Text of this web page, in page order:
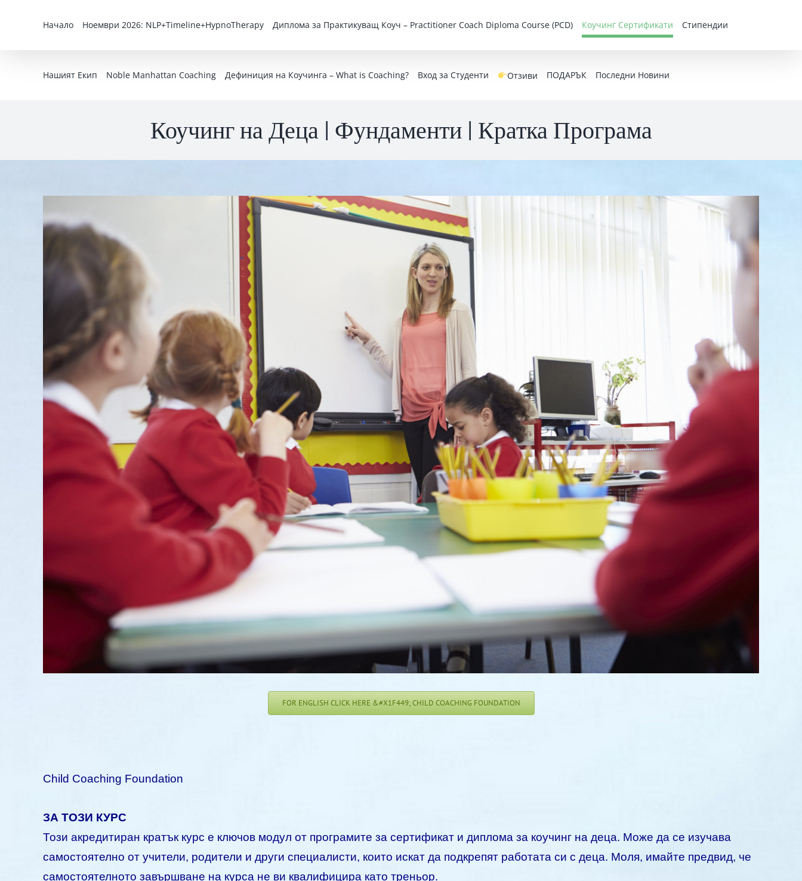
Начало Ноември 2026: NLP+Timeline+HypnoTherapy Дипломa за Практикуващ Коуч – Practitioner Coach Diploma Course (PCD) Коучинг Сертификати Стипендии
Нашият Екип Noble Manhattan Coaching Дефиниция на Коучинга – What is Coaching? Вход за Студенти Отзиви ПОДАРЪК Последни Новини
Коучинг на Деца | Фундаменти | Кратка Програма
FOR ENGLISH CLICK HERE &#X1F449; CHILD COACHING FOUNDATION
Child Coaching Foundation
ЗА ТОЗИ КУРС
Този акредитиран кратък курс е ключов модул от програмите за сертификат и диплома за коучинг на деца. Може да се изучава
самостоятелно от учители, родители и други специалисти, които искат да подкрепят работата си с деца. Моля, имайте предвид, че
самостоятелното завършване на курса не ви квалифицира като треньор.